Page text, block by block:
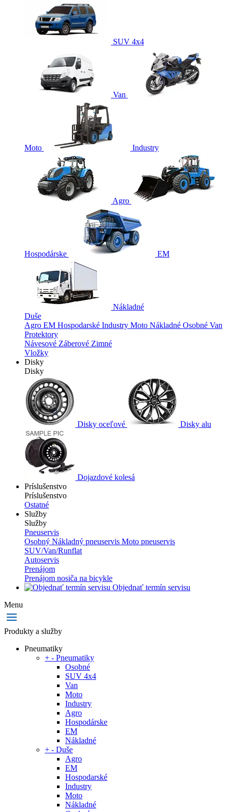
SUV 4x4
Van
Moto Industry
Agro
Hospodárske EM
Nákladné
Duše
Agro EM Hospodarské Industry Moto Nákladné Osobné Van
Protektory
Návesové Záberové Zimné
Vložky
Disky
Disky
Disky oceľové Disky alu
Dojazdové kolesá
Príslušenstvo
Príslušenstvo
Ostatné
Služby
Služby
Pneuservis
Osobný Nákladný pneuservis Moto pneuservis
SUV/Van/Runflat
Autoservis
Prenájom
Prenájom nosiča na bicykle
Objednať termín servisu
Menu
Produkty a služby
Pneumatiky
+ - Pneumatiky
Osobné
SUV 4x4
Van
Moto
Industry
Agro
Hospodárske
EM
Nákladné
+ - Duše
Agro
EM
Hospodarské
Industry
Moto
Nákladné